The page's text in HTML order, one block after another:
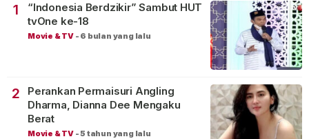
1
“Indonesia Berdzikir” Sambut HUT
tvOne ke-18
Movie & TV - 6 bulan yang lalu
2
Perankan Permaisuri Angling
Dharma, Dianna Dee Mengaku
Berat
Movie & TV -5 tahun yang lalu